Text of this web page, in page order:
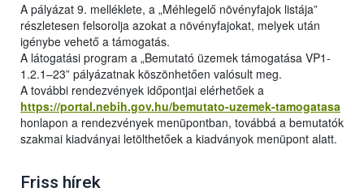
A pályázat 9. melléklete, a „Méhlegelő növényfajok listája”
részletesen felsorolja azokat a növényfajokat, melyek után
igénybe vehető a támogatás.
A látogatási program a „Bemutató üzemek támogatása VP1-
1.2.1–23” pályázatnak köszönhetően valósult meg.
A további rendezvények időpontjai elérhetőek a
https://portal.nebih.gov.hu/bemutato-uzemek-tamogatasa
honlapon a rendezvények menüpontban, továbbá a bemutatók
szakmai kiadványai letölthetőek a kiadványok menüpont alatt.
Friss hírek